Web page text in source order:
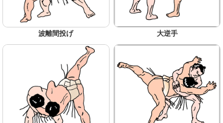
波離間投げ 大逆手